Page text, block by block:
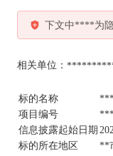
下文中****为
相关单位：
标的名称
项目编号
信息披露起始日期
标的所在地区
**